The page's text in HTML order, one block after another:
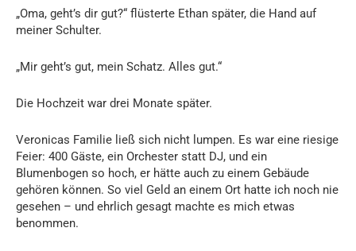
„Oma, geht’s dir gut?“ flüsterte Ethan später, die Hand auf
meiner Schulter.
„Mir geht’s gut, mein Schatz. Alles gut.“
Die Hochzeit war drei Monate später.
Veronicas Familie ließ sich nicht lumpen. Es war eine riesige
Feier: 400 Gäste, ein Orchester statt DJ, und ein
Blumenbogen so hoch, er hätte auch zu einem Gebäude
gehören können. So viel Geld an einem Ort hatte ich noch nie
gesehen – und ehrlich gesagt machte es mich etwas
benommen.